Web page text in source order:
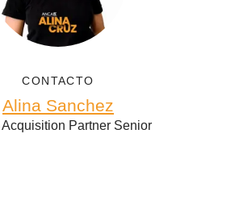
CONTACTO
Alina Sanchez
Acquisition Partner Senior